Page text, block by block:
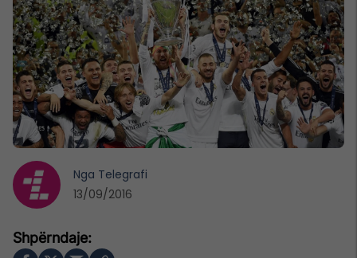
Nga Telegrafi
13/09/2016